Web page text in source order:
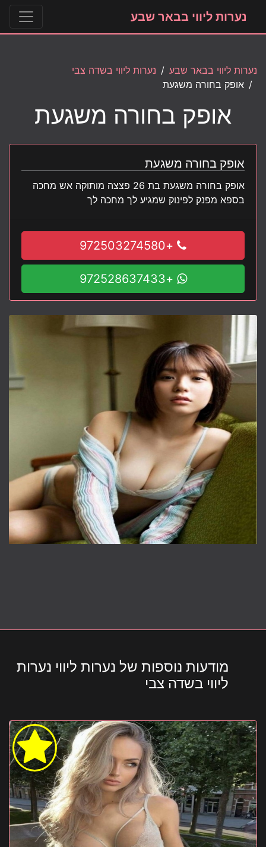
נערות ליווי בבאר שבע
נערות ליווי בבאר שבע
נערות ליווי בשדה צבי
אופק בחורה משגעת
אופק בחורה משגעת
אופק בחורה משגעת
אופק בחורה משגעת בת 26 פצצה מותוקה אש מחכה
בספא מפנק לפינוק שמגיע לך מחכה לך
+972503274580
+972528637433
מודעות נוספות של נערות ליווי נערות
ליווי בשדה צבי